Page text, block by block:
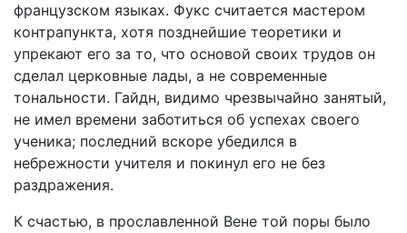
французском языках. Фукс считается мастером
контрапункта, хотя позднейшие теоретики и
упрекают его за то, что основой своих трудов он
сделал церковные лады, а не современные
тональности. Гайдн, видимо чрезвычайно занятый,
не имел времени заботиться об успехах своего
ученика; последний вскоре убедился в
небрежности учителя и покинул его не без
раздражения.
К счастью, в прославленной Вене той поры было